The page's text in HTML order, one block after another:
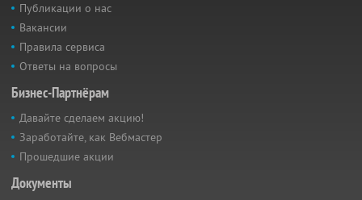
Публикации о нас
Вакансии
Правила сервиса
Ответы на вопросы
Бизнес-Партнёрам
Давайте сделаем акцию!
Заработайте, как Вебмастер
Прошедшие акции
Документы